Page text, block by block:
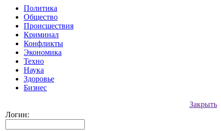
Политика
Общество
Происшествия
Криминал
Конфликты
Экономика
Техно
Наука
Здоровье
Бизнес
Закрыть
Логин: